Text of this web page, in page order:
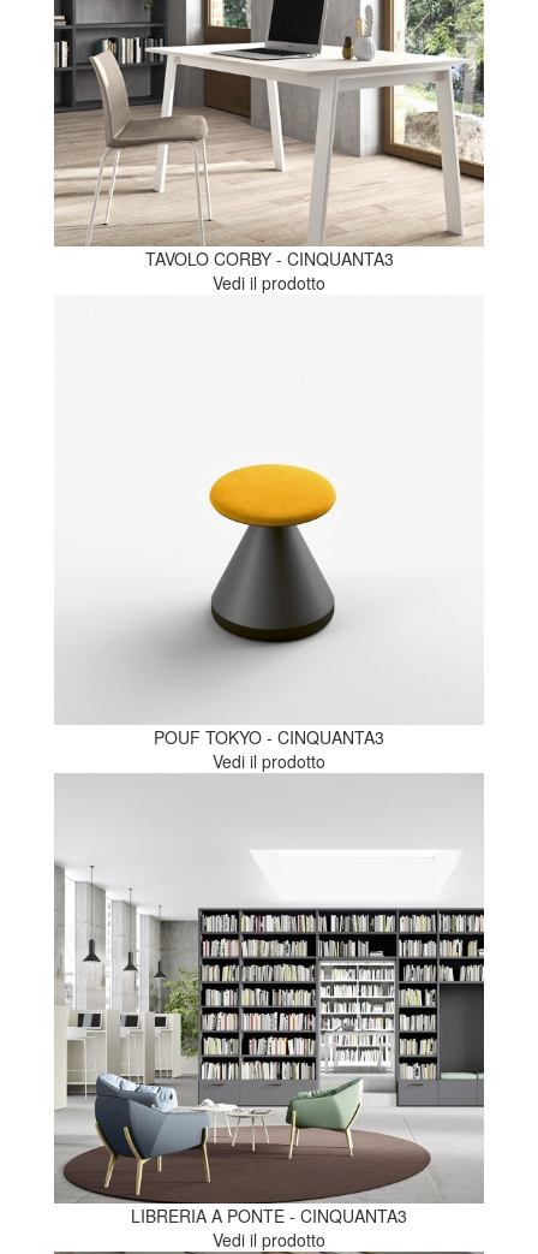
TAVOLO CORBY - CINQUANTA3
Vedi il prodotto
POUF TOKYO - CINQUANTA3
Vedi il prodotto
LIBRERIA A PONTE - CINQUANTA3
Vedi il prodotto